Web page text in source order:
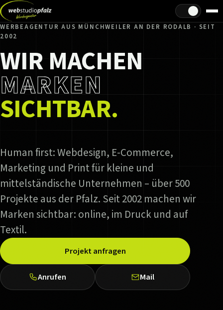
Hell/Dunkel
WERBEAGENTUR AUS MÜNCHWEILER AN DER RODALB · SEIT
2002
WIR MACHEN
MARKEN
SICHTBAR.
Human first: Webdesign, E-Commerce,
Marketing und Print für kleine und
mittelständische Unternehmen – über 500
Projekte aus der Pfalz. Seit 2002 machen wir
Marken sichtbar: online, im Druck und auf
Textil.
Projekt anfragen
Anrufen Mail